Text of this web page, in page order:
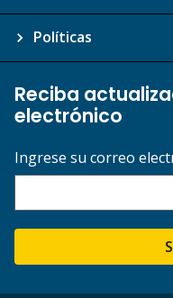
Políticas
Reciba
electrónico
Ingrese su correo